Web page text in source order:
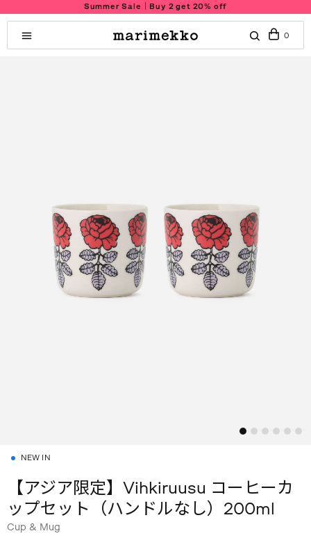
Summer Sale｜Buy 2 get 20% off
0
NEW IN
【アジア限定】Vihkiruusu コーヒーカ
ップセット（ハンドルなし）200ml
Cup & Mug